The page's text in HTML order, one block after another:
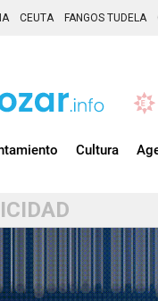
CEUTA FANGOS TUDELA
Cultura